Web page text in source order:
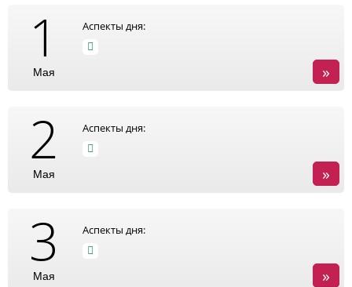
1
Мая
Аспекты дня:
»
2
Мая
Аспекты дня:
»
3
Мая
Аспекты дня:
»